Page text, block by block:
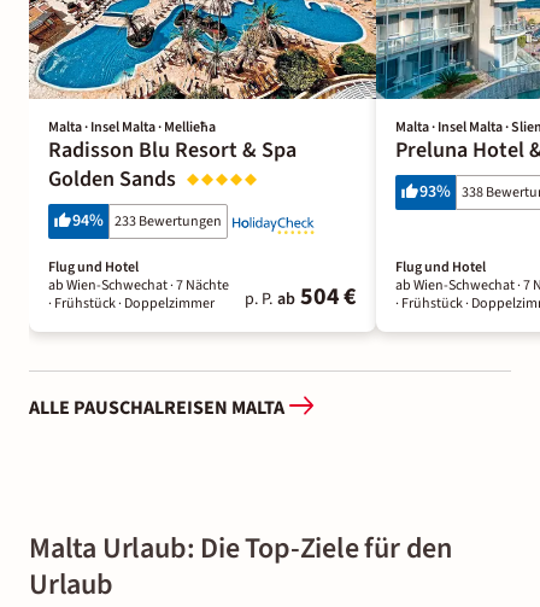
Malta · Insel Malta · Mellieħa
Radisson Blu Resort & Spa
Golden Sands
94% 233 Bewertungen
Flug und Hotel
ab Wien-Schwechat ·7 Nächte
· Frühstück· Doppelzimmer p. P. ab 504 €
Malta · Insel Malta ·
Preluna Hotel
93% 338
Flug und Hotel
ab Wien-Schwechat ·7
· Frühstück·
ALLE PAUSCHALREISEN MALTA
Malta Urlaub: Die Top-Ziele für den
Urlaub